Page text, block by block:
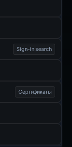
Sign-in search
Сертификаты